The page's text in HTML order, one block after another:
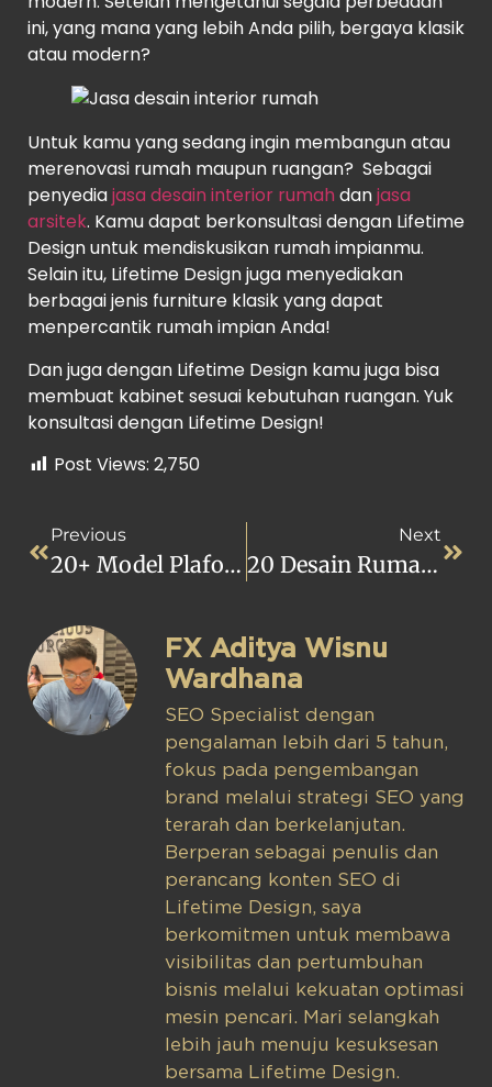
ini, yang mana yang lebih Anda pilih, bergaya klasik
atau modern?
Untuk kamu yang sedang ingin membangun atau
merenovasi rumah maupun ruangan? Sebagai
penyediajasa desain interior rumah danjasa
arsitek. Kamu dapat berkonsultasi dengan Lifetime
Design untuk mendiskusikan rumah impianmu.
Selain itu, Lifetime Design juga menyediakan
berbagai jenis furniture klasik yang dapat
menpercantik rumah impian Anda!
Dan juga dengan Lifetime Design kamu juga bisa
membuat kabinet sesuai kebutuhan ruangan. Yuk
konsultasi dengan Lifetime Design!
Post Views: 2,750
Previous
20+ Model Plafon Gypsum Untuk Mempercantik Tampilan Rumah Anda
Next
20 Desain Rumah Modern Klasik Yang Menawan Dan Timeless
FX Aditya Wisnu
Wardhana
SEO Specialist dengan
pengalaman lebih dari 5 tahun,
fokus pada pengembangan
brand melalui strategi SEO yang
terarah dan berkelanjutan.
Berperan sebagai penulis dan
perancang konten SEO di
Lifetime Design, saya
berkomitmen untuk membawa
visibilitas dan pertumbuhan
bisnis melalui kekuatan optimasi
mesin pencari. Mari selangkah
lebih jauh menuju kesuksesan
bersama Lifetime Design.